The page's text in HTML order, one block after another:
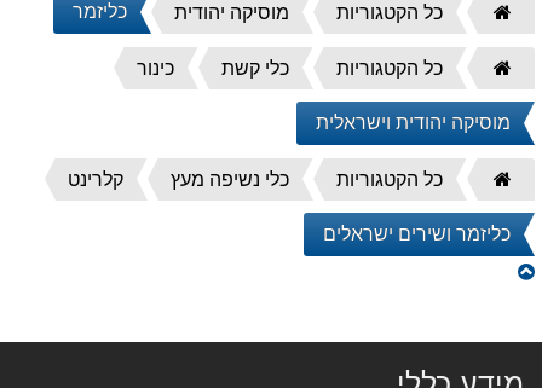
דף
הבית
כל הקטגוריות מוסיקה יהודית כליזמר
דף
הבית
כל הקטגוריות כלי קשת כינור
מוסיקה יהודית וישראלית
דף
הבית
כל הקטגוריות כלי נשיפה מעץ קלרינט
כליזמר ושירים ישראלים